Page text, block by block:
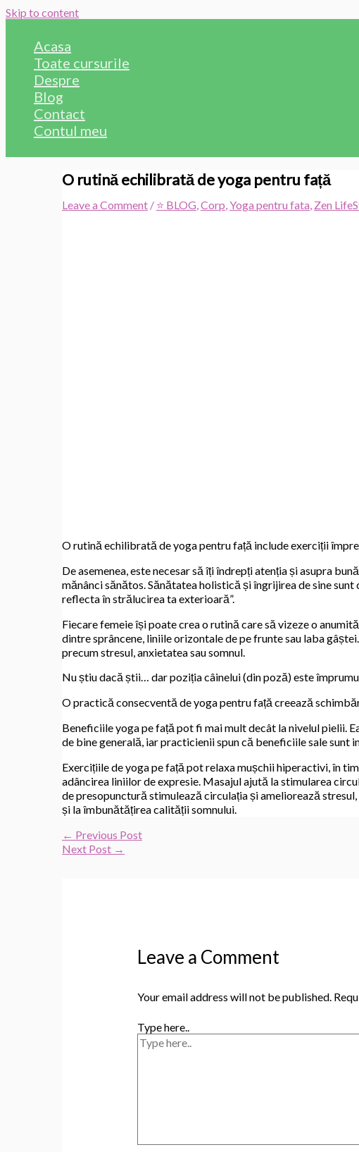
Skip to content
Acasa
Toate cursurile
Despre
Blog
Contact
Contul meu
O rutină echilibrată de yoga pentru față
Leave a Comment / ⭐ BLOG,Corp,Yoga pentru fata, Zen
O rutină echilibrată de yoga pentru față include exerciții
De asemenea, este necesar să îți îndrepți atenția și asupra
mănânci sănătos. Sănătatea holistică și îngrijirea de sine
reflecta în strălucirea ta exterioară”.
Fiecare femeie își poate crea o rutină care să vizeze o
dintre sprâncene, liniile orizontale de pe frunte sau laba
precum stresul, anxietatea sau somnul.
Nu știu dacă știi… dar poziția câinelui (din poză) este
O practică consecventă de yoga pentru față creează
Beneficiile yoga pe față pot fi mai mult decât la nivelul pielii.
de bine generală, iar practicienii spun că beneficiile sale sunt
Exercițiile de yoga pe față pot relaxa mușchii hiperactivi, în
adâncirea liniilor de expresie. Masajul ajută la stimularea
de presopunctură stimulează circulația și ameliorează
și la îmbunătățirea calității somnului.
← Previous Post
Next Post →
Leave a Comment
Your email address will not be published.
Type here..